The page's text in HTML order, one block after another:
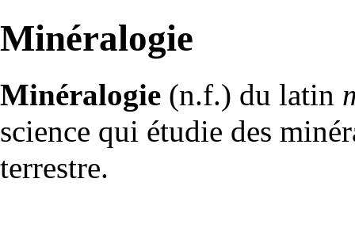
Minéralogie
Minéralogie (n.f.) du latin
science qui étudie des
terrestre.